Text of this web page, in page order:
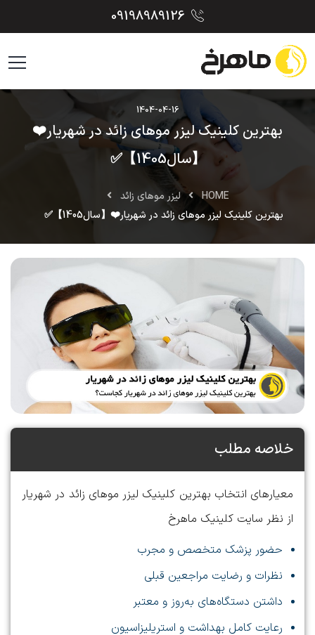
1404-04-16
بهترین کلینیک لیزر موهای زائد در شهریار❤️
【سال1405】✅
HOME
لیزر موهای زائد
بهترین کلینیک لیزر موهای زائد در شهریار❤️【سال1405】✅
خلاصه مطلب
معیارهای انتخاب بهترین کلینیک لیزر موهای زائد در شهریار
از نظر سایت کلینیک ماهرخ
حضور پزشک متخصص و مجرب
نظرات و رضایت مراجعین قبلی
داشتن دستگاه‌های به‌روز و معتبر
رعایت کامل بهداشت و استریلیزاسیون